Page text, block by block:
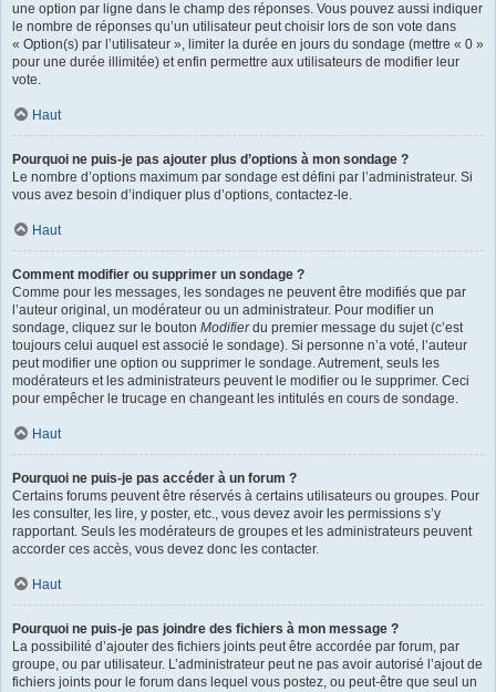
une option par ligne dans le champ des réponses. Vous pouvez aussi indiquer
le nombre de réponses qu’un utilisateur peut choisir lors de son vote dans
« Option(s) par l’utilisateur », limiter la durée en jours du sondage (mettre « 0 »
pour une durée illimitée) et enfin permettre aux utilisateurs de modifier leur
vote.
Haut
Pourquoi ne puis-je pas ajouter plus d’options à mon sondage ?
Le nombre d’options maximum par sondage est défini par l’administrateur. Si
vous avez besoin d’indiquer plus d’options, contactez-le.
Haut
Comment modifier ou supprimer un sondage ?
Comme pour les messages, les sondages ne peuvent être modifiés que par
l’auteur original, un modérateur ou un administrateur. Pour modifier un
sondage, cliquez sur le bouton Modifierdu premier message du sujet (c’est
toujours celui auquel est associé le sondage). Si personne n’a voté, l’auteur
peut modifier une option ou supprimer le sondage. Autrement, seuls les
modérateurs et les administrateurs peuvent le modifier ou le supprimer. Ceci
pour empêcher le trucage en changeant les intitulés en cours de sondage.
Haut
Pourquoi ne puis-je pas accéder à un forum ?
Certains forums peuvent être réservés à certains utilisateurs ou groupes. Pour
les consulter, les lire, y poster, etc., vous devez avoir les permissions s’y
rapportant. Seuls les modérateurs de groupes et les administrateurs peuvent
accorder ces accès, vous devez donc les contacter.
Haut
Pourquoi ne puis-je pas joindre des fichiers à mon message ?
La possibilité d’ajouter des fichiers joints peut être accordée par forum, par
groupe, ou par utilisateur. L’administrateur peut ne pas avoir autorisé l’ajout de
fichiers joints pour le forum dans lequel vous postez, ou peut-être que seul un